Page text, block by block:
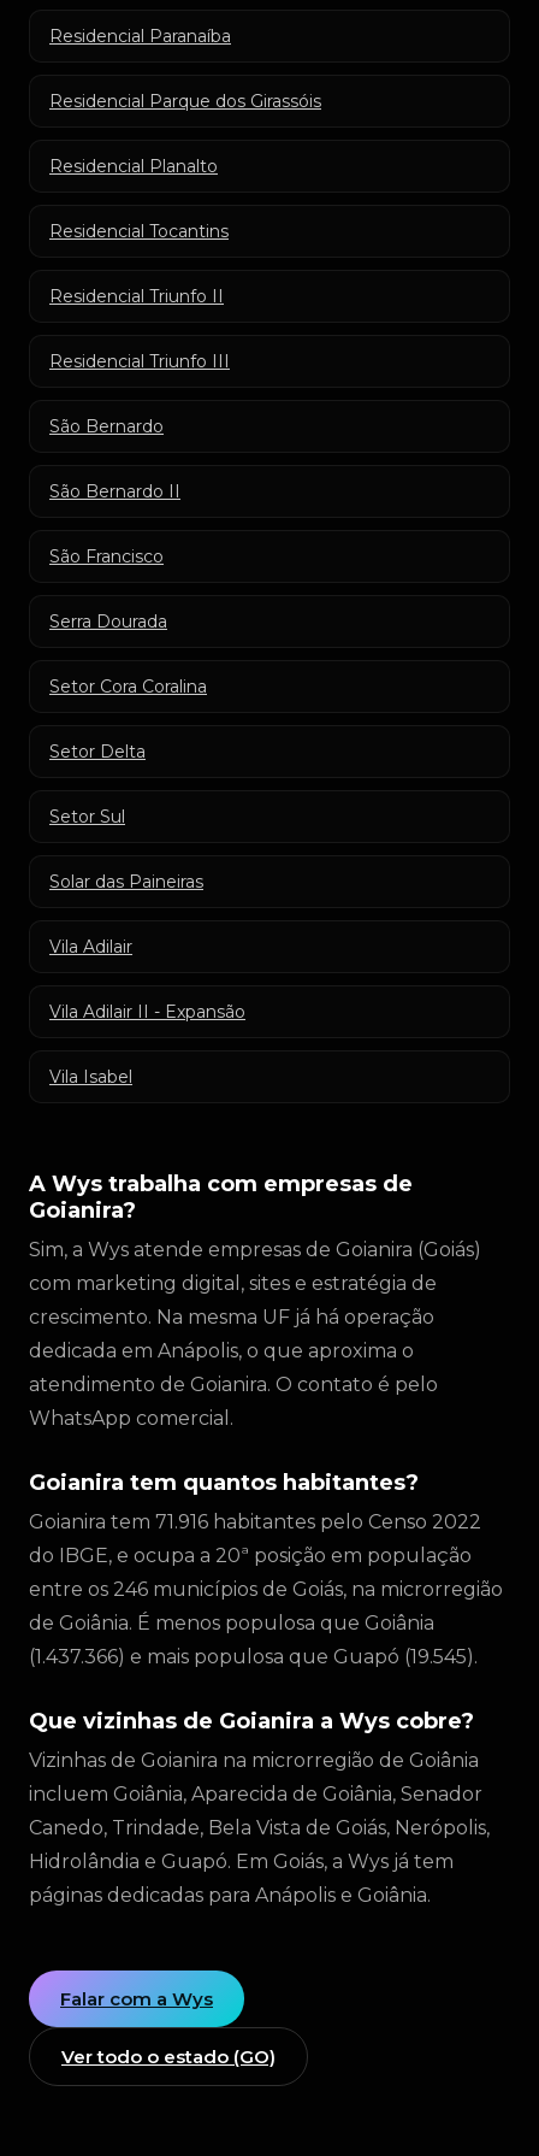
Residencial Paranaíba
Residencial Parque dos Girassóis
Residencial Planalto
Residencial Tocantins
Residencial Triunfo II
Residencial Triunfo III
São Bernardo
São Bernardo II
São Francisco
Serra Dourada
Setor Cora Coralina
Setor Delta
Setor Sul
Solar das Paineiras
Vila Adilair
Vila Adilair II - Expansão
Vila Isabel
A Wys trabalha com empresas de
Goianira?
Sim, a Wys atende empresas de Goianira (Goiás)
com marketing digital, sites e estratégia de
crescimento. Na mesma UF já há operação
dedicada em Anápolis, o que aproxima o
atendimento de Goianira. O contato é pelo
WhatsApp comercial.
Goianira tem quantos habitantes?
Goianira tem 71.916 habitantes pelo Censo 2022
do IBGE, e ocupa a 20ª posição em população
entre os 246 municípios de Goiás, na microrregião
de Goiânia. É menos populosa que Goiânia
(1.437.366) e mais populosa que Guapó (19.545).
Que vizinhas de Goianira a Wys cobre?
Vizinhas de Goianira na microrregião de Goiânia
incluem Goiânia, Aparecida de Goiânia, Senador
Canedo, Trindade, Bela Vista de Goiás, Nerópolis,
Hidrolândia e Guapó. Em Goiás, a Wys já tem
páginas dedicadas para Anápolis e Goiânia.
Falar com a Wys
Ver todo o estado (GO)